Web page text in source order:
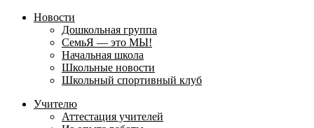
Новости
Дошкольная группа
СемьЯ — это МЫ!
Начальная школа
Школьные новости
Школьный спортивный клуб
Учителю
Аттестация учителей